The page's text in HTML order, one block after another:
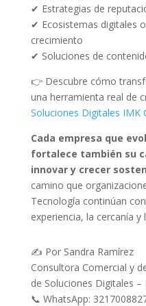
✔ Estrategias de
✔ Ecosistemas digitales
crecimiento
✔ Soluciones de
👉 Descubre cómo
una herramienta real de
Soluciones Digitales IMK
Cada empresa que
fortalece también su
innovar y crecer
camino que
Tecnología continúan
experiencia, la cercanía
✍️ Por Sandra Ramírez
Consultora Comercial y
de Soluciones Digitales –
📞 WhatsApp: